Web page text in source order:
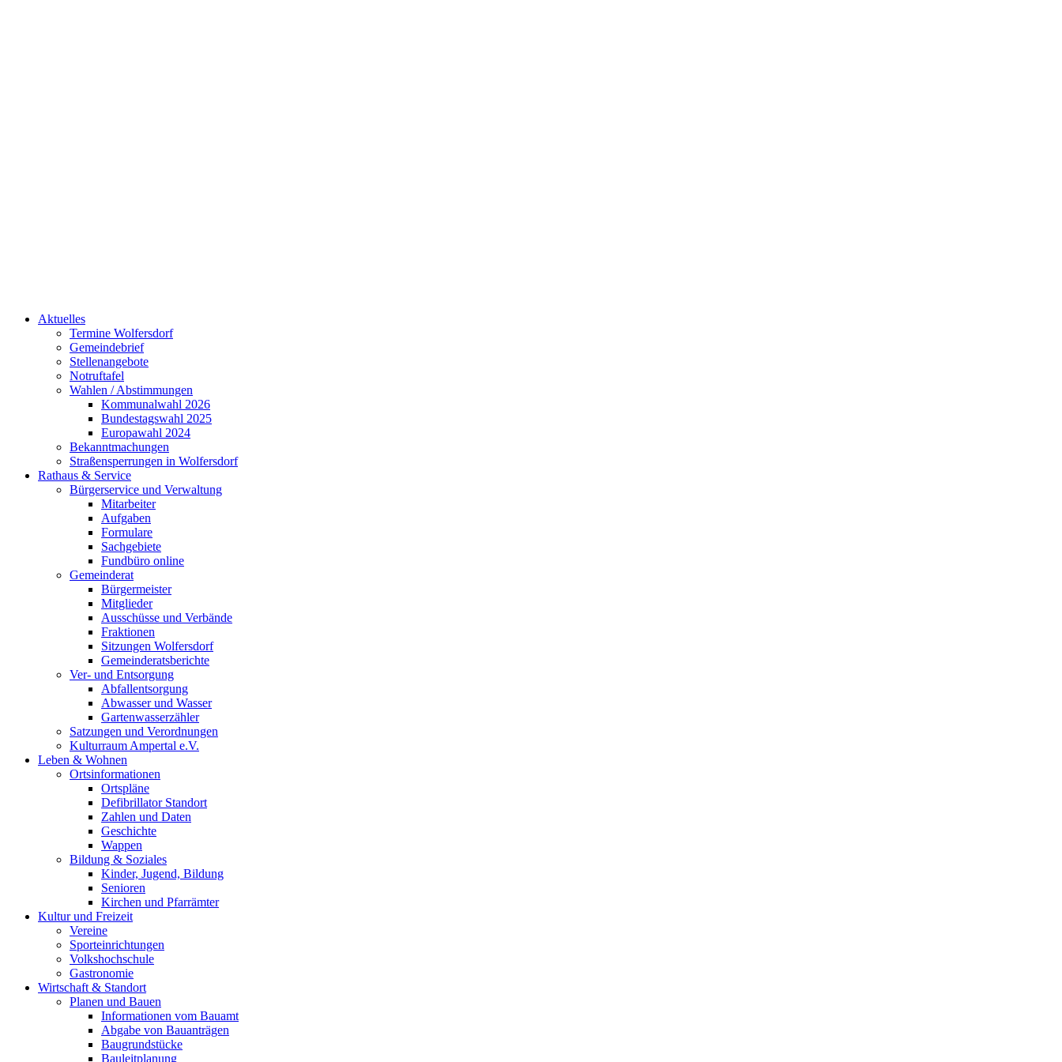
Aktuelles
Termine Wolfersdorf
Gemeindebrief
Stellenangebote
Notruftafel
Wahlen / Abstimmungen
Kommunalwahl 2026
Bundestagswahl 2025
Europawahl 2024
Bekanntmachungen
Straßensperrungen in Wolfersdorf
Rathaus & Service
Bürgerservice und Verwaltung
Mitarbeiter
Aufgaben
Formulare
Sachgebiete
Fundbüro online
Gemeinderat
Bürgermeister
Mitglieder
Ausschüsse und Verbände
Fraktionen
Sitzungen Wolfersdorf
Gemeinderatsberichte
Ver- und Entsorgung
Abfallentsorgung
Abwasser und Wasser
Gartenwasserzähler
Satzungen und Verordnungen
Kulturraum Ampertal e.V.
Leben & Wohnen
Ortsinformationen
Ortspläne
Defibrillator Standort
Zahlen und Daten
Geschichte
Wappen
Bildung & Soziales
Kinder, Jugend, Bildung
Senioren
Kirchen und Pfarrämter
Kultur und Freizeit
Vereine
Sporteinrichtungen
Volkshochschule
Gastronomie
Wirtschaft & Standort
Planen und Bauen
Informationen vom Bauamt
Abgabe von Bauanträgen
Baugrundstücke
Bauleitplanung